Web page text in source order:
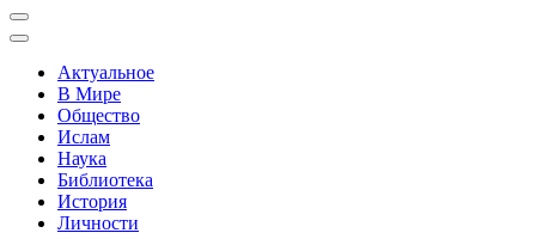
Актуальное
В Мире
Общество
Ислам
Наука
Библиотека
История
Личности